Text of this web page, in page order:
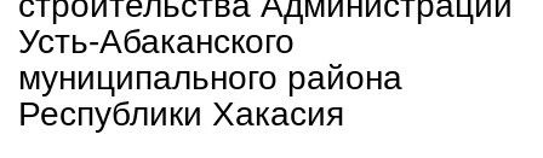
Усть-Абаканского
муниципального района
Республики Хакасия